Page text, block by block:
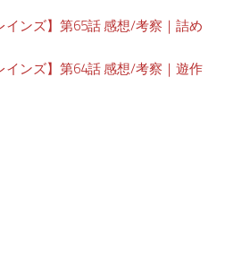
インズ】第65話 感想/考察｜詰め
インズ】第64話 感想/考察｜遊作